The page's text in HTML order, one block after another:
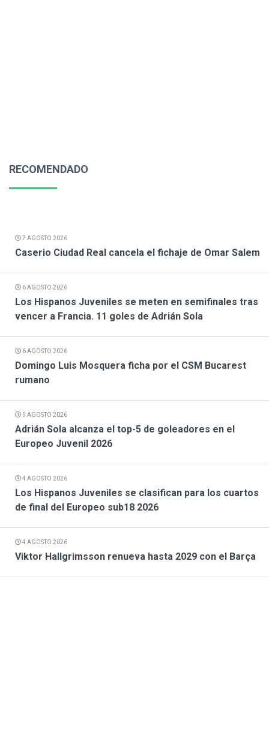
RECOMENDADO
7 AGOSTO 2026
Caserio Ciudad Real cancela el fichaje de Omar Salem
6 AGOSTO 2026
Los Hispanos Juveniles se meten en semifinales tras
vencer a Francia. 11 goles de Adrián Sola
6 AGOSTO 2026
Domingo Luis Mosquera ficha por el CSM Bucarest
rumano
5 AGOSTO 2026
Adrián Sola alcanza el top-5 de goleadores en el
Europeo Juvenil 2026
4 AGOSTO 2026
Los Hispanos Juveniles se clasifican para los cuartos
de final del Europeo sub18 2026
4 AGOSTO 2026
Viktor Hallgrimsson renueva hasta 2029 con el Barça